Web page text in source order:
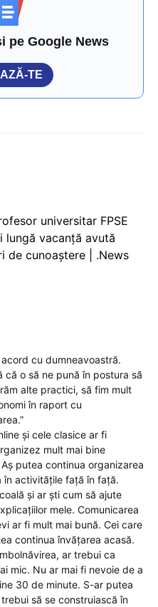
pe Google News
TE
universitar FPSE
lungă vacanță avută
de cunoaștere | .News
cu dumneavoastră.
că o să ne pună în postura să
alte practici, să fim mult
în raport cu
și cele clasice ar fi
mult mai bine
putea continua organizarea
în activitățile față în față.
și ar ști cum să ajute
mele. Comunicarea
ar fi mult mai bună. Cei care
continua învățarea acasă.
ar trebui ca
mic. Nu ar mai fi nevoie de a
30 de minute. S-ar putea
să se construiască în